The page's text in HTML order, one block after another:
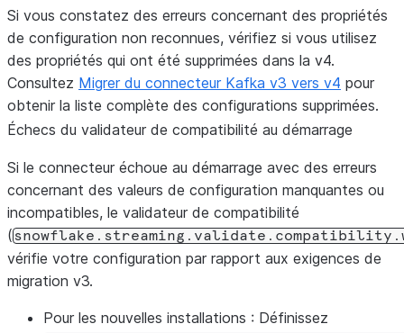
Si vous constatez des erreurs concernant des propriétés
de configuration non reconnues, vérifiez si vous utilisez
des propriétés qui ont été supprimées dans la v4.
Consultez Migrer du connecteur Kafka v3 vers v4 pour
obtenir la liste complète des configurations supprimées.
Échecs du validateur de compatibilité au démarrage
Si le connecteur échoue au démarrage avec des erreurs
concernant des valeurs de configuration manquantes ou
incompatibles, le validateur de compatibilité
(
vérifie votre configuration par rapport aux exigences de
migration v3.
Pour les nouvelles installations : Définissez